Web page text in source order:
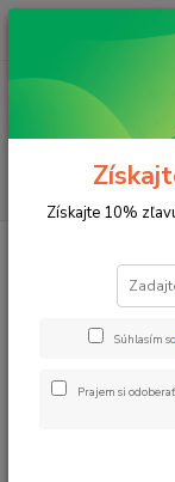
(Po-Pia, 8-17 hod.)
VOZ/VOZ PGV-100
VOZ/
Získajte 10%
Súhlasím so
Prajem si